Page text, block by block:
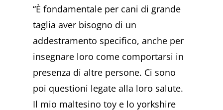
“È fondamentale per cani di grande
taglia aver bisogno di un
addestramento specifico, anche per
insegnare loro come comportarsi in
presenza di altre persone. Ci sono
poi questioni legate alla loro salute.
Il mio maltesino toy e lo yorkshire